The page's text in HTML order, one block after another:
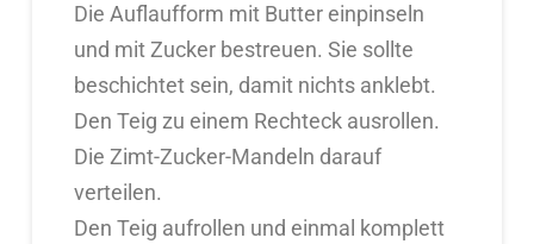
Die Auflaufform mit Butter einpinseln
und mit Zucker bestreuen. Sie sollte
beschichtet sein, damit nichts anklebt.
Den Teig zu einem Rechteck ausrollen.
Die Zimt-Zucker-Mandeln darauf
verteilen.
Den Teig aufrollen und einmal komplett